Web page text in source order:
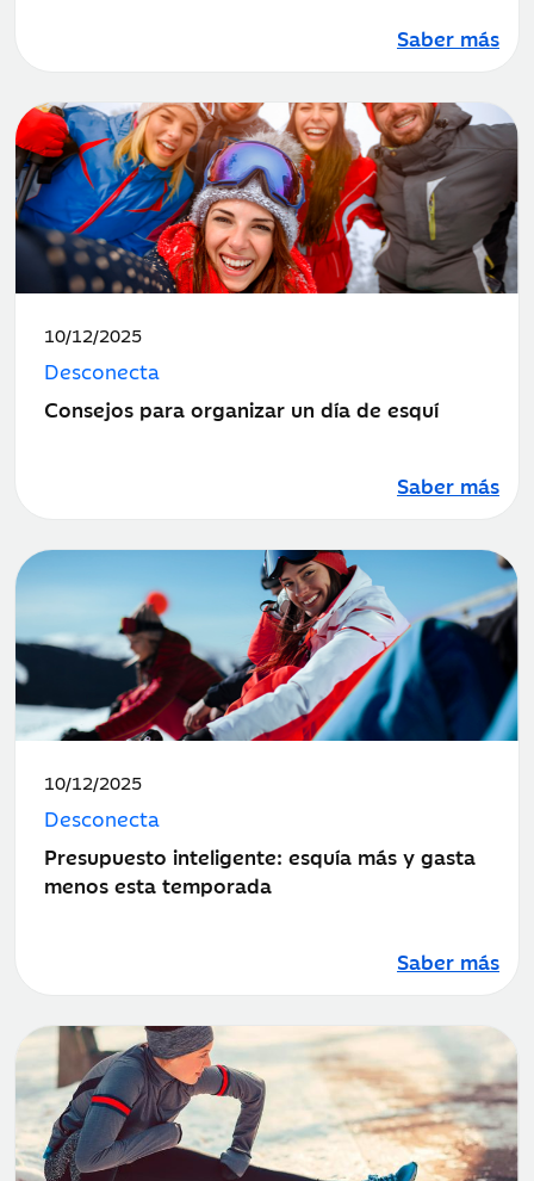
Saber más
Fecha
publicación:
10/12/2025
Desconecta
Consejos para organizar un día de esquí
Saber más
Fecha
publicación:
10/12/2025
Desconecta
Presupuesto inteligente: esquía más y gasta
menos esta temporada
Saber más